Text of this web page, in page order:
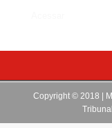
Copyright © 2018 |